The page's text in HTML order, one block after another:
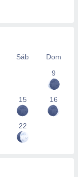
Sáb
Dom
9
15 16
22